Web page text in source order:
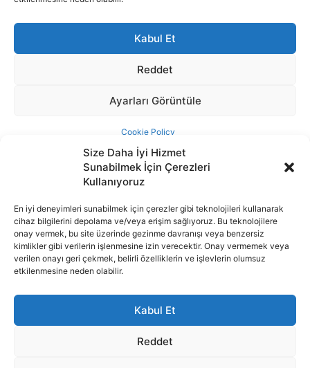
Size Daha İyi Hizmet
Sunabilmek İçin Çerezleri
Kullanıyoruz
En iyi deneyimleri sunabilmek için çerezler gibi teknolojileri kullanarak
cihaz bilgilerini depolama ve/veya erişim sağlıyoruz. Bu teknolojilere
onay vermek, bu site üzerinde gezinme davranışı veya benzersiz
kimlikler gibi verilerin işlenmesine izin verecektir. Onay vermemek veya
verilen onayı geri çekmek, belirli özelliklerin ve işlevlerin olumsuz
etkilenmesine neden olabilir.
Kabul Et
Reddet
İnternet portalımızda yer alan tüm haber metini, resim ve benzeri
içeriğin hakları Sigortamedya Yayıncılık A.Ş.'ye aittir. Hiçbir şekilde
basılı ya da elektronik bir ortamda, kaynak gösterilse bile izin
alınmadan kullanılamaz.